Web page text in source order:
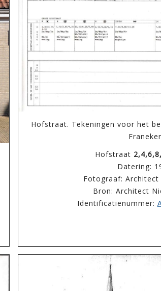
Hofstraat. Tekeningen voor het
Franeker
Hofstraat
Datering:
Fotograaf: Architect
Bron: Architect
Identificatienummer: